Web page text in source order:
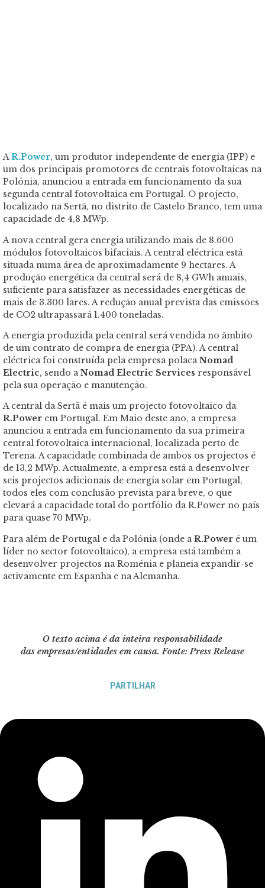
AR.Power, um produtor independente de energia (IPP) e
um dos principais promotores de centrais fotovoltaicas na
Polónia, anunciou a entrada em funcionamento da sua
segunda central fotovoltaica em Portugal. O projecto,
localizado na Sertã, no distrito de Castelo Branco, tem uma
capacidade de 4,8 MWp.
A nova central gera energia utilizando mais de 8.600
módulos fotovoltaicos bifaciais. A central eléctrica está
situada numa área de aproximadamente 9 hectares. A
produção energética da central será de 8,4 GWh anuais,
suficiente para satisfazer as necessidades energéticas de
mais de 3.300 lares. A redução anual prevista das emissões
de CO2 ultrapassará 1.400 toneladas.
A energia produzida pela central será vendida no âmbito
de um contrato de compra de energia (PPA). A central
eléctrica foi construída pela empresa polacaNomad
Electric, sendo aNomad Electric Services responsável
pela sua operação e manutenção.
A central da Sertã é mais um projecto fotovoltaico da
R.Power em Portugal. Em Maio deste ano, a empresa
anunciou a entrada em funcionamento da sua primeira
central fotovoltaica internacional, localizada perto de
Terena. A capacidade combinada de ambos os projectos é
de 13,2 MWp. Actualmente, a empresa está a desenvolver
seis projectos adicionais de energia solar em Portugal,
todos eles com conclusão prevista para breve, o que
elevará a capacidade total do portfólio da R.Power no país
para quase 70 MWp.
Para além de Portugal e da Polónia (onde aR.Power é um
líder no sector fotovoltaico), a empresa estátambém a
desenvolver projectos na Roménia e planeia expandir-se
activamente em Espanha e na Alemanha.
O texto acima é da inteira responsabilidade
das empresas/entidades em causa.Fonte: Press Release
PARTILHAR